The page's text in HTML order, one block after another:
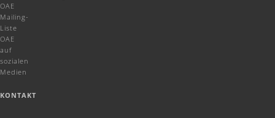
OAE
Mailing-
Liste
OAE
auf
sozialen
Medien
KONTAKT